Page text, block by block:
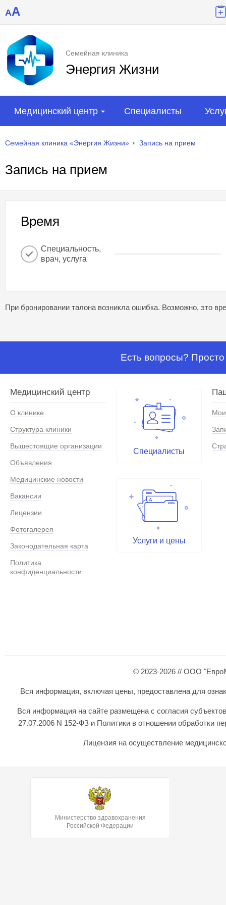
AA
Семейная клиника
Энергия Жизни
Медицинский центр Специалисты
Семейная клиника «Энергия Жизни» Запись на прием
Запись на прием
Время
Специальность,
врач, услуга
При бронировании талона возникла ошибка. Возможно, это
Есть вопросы?
Медицинский центр
О клинике
Структура клиники
Вышестоящие организации
Объявления
Медицинские новости
Вакансии
Лицензии
Фотогалерея
Законодательная карта
Политика
конфиденциальности
Специалисты
Услуги и цены
© 2023-2026 // ООО
Вся информация, включая цены, предоставлена для
Вся информация на сайте размещена с согласия
27.07.2006 N 152-ФЗ и Политики в отношении обработки
Лицензия на осуществление
Министерство здравохранения
Российской Федерации